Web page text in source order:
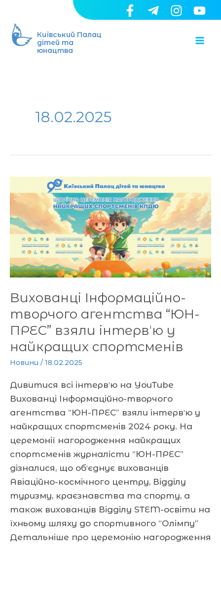
вмісту
Київський Палац
дітей та
юнацтва
18.02.2025
Вихованці Інформаційно-
творчого агентства “ЮН-
ПРЕС” взяли інтервʼю у
найкращих спортсменів
Новини / 18.02.2025
Дивитися всі інтервʼю на YouTube
Вихованці Інформаційно-творчого
агентства “ЮН-ПРЕС” взяли інтервʼю у
найкращих спортсменів 2024 року. На
церемонії нагородження найкращих
спортсменів журналісти “ЮН-ПРЕС”
дізналися, що обʼєднує вихованців
Авіаційно-космічного центру, Відділу
туризму, краєзнавства та спорту, а
також вихованців Відділу STEM-освіти на
їхньому шляху до спортивного “Олімпу”
Детальніше про церемонію нагородження
Вихованці
Інформаційно-
творчого
агентства
“ЮН-
ПРЕС”
взяли
інтервʼю
у
спортсменів